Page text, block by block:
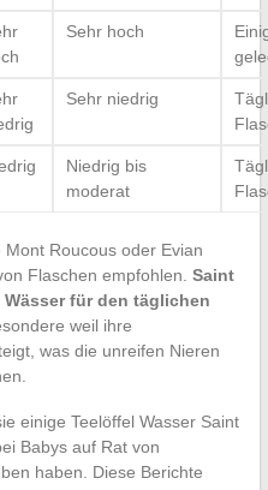
Sehr hoch
Sehr niedrig
Niedrig bis
moderat
Roucous oder Evian
Flaschen empfohlen. Saint
für den täglichen
weil ihre
was die unreifen Nieren
einige Teelöffel Wasser Saint
Babys auf Rat von
haben. Diese Berichte